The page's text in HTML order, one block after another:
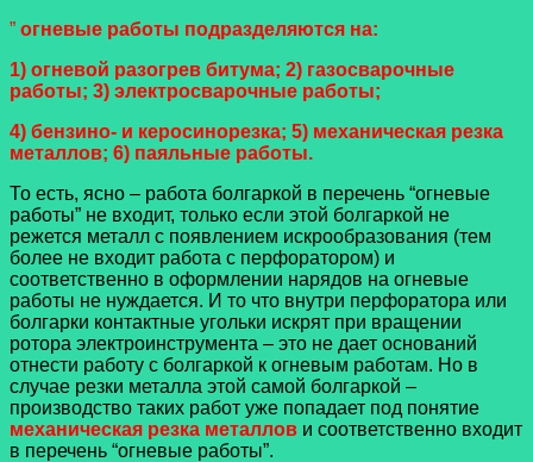
” огневые работы подразделяются на:
1) огневой разогрев битума; 2) газосварочные
работы; 3) электросварочные работы;
4) бензино- и керосинорезка; 5) механическая резка
металлов; 6) паяльные работы.
То есть, ясно – работа болгаркой в перечень “огневые
работы” не входит, только если этой болгаркой не
режется металл с появлением искрообразования (тем
более не входит работа с перфоратором) и
соответственно в оформлении нарядов на огневые
работы не нуждается. И то что внутри перфоратора или
болгарки контактные угольки искрят при вращении
ротора электроинструмента – это не дает оснований
отнести работу с болгаркой к огневым работам. Но в
случае резки металла этой самой болгаркой –
производство таких работ уже попадает под понятие
механическая резка металлов и соответственно входит
в перечень “огневые работы”.